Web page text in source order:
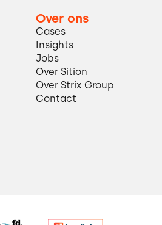
Over ons
Cases
Insights
Jobs
Over Sition
Over Strix Group
Contact